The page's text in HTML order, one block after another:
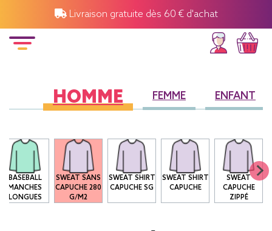
Livraison gratuite dès 60 € d'achat
HOMME FEMME ENFANT
BASEBALL
MANCHES
LONGUES
SWEAT SANS
CAPUCHE 280
G/M2
SWEAT SHIRT
CAPUCHE SG
SWEAT SHIRT
CAPUCHE
SWEAT
CAPUCHE
ZIPPÉ